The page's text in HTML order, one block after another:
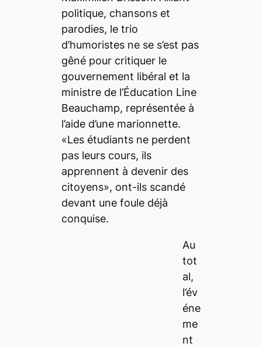
politique, chansons et
parodies, le trio
d’humoristes ne se s’est pas
gêné pour critiquer le
gouvernement libéral et la
ministre de l’Éducation Line
Beauchamp, représentée à
l’aide d’une marionnette.
«Les étudiants ne perdent
pas leurs cours, ils
apprennent à devenir des
citoyens», ont-ils scandé
devant une foule déjà
conquise.
Au
tot
al,
l’év
éne
me
nt